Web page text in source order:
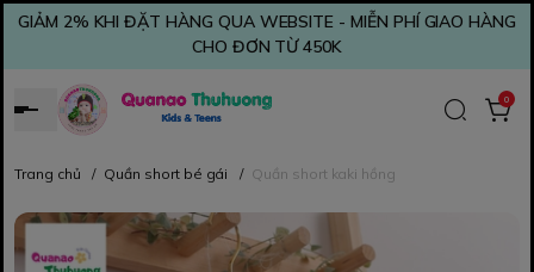
GIẢM 2% KHI ĐẶT HÀNG QUA WEBSITE - MIỄN PHÍ GIAO HÀNG
CHO ĐƠN TỪ 450K
0
Trang chủ / Quần short bé gái / Quần short kaki hồng